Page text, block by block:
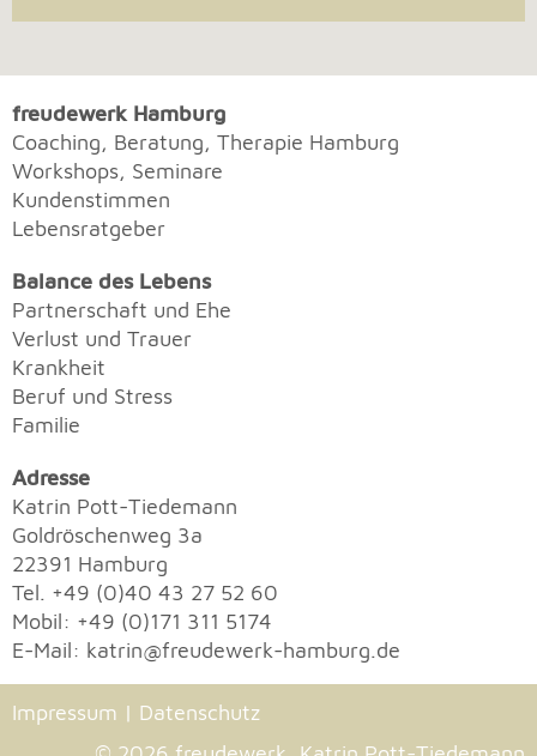
freudewerk Hamburg
Coaching, Beratung, Therapie Hamburg
Workshops, Seminare
Kundenstimmen
Lebensratgeber
Balance des Lebens
Partnerschaft und Ehe
Verlust und Trauer
Krankheit
Beruf und Stress
Familie
Adresse
Katrin Pott-Tiedemann
Goldröschenweg 3a
22391 Hamburg
Tel. +49 (0)40 43 27 52 60
Mobil: +49 (0)171 311 5174
E-Mail: katrin@freudewerk-hamburg.de
Impressum | Datenschutz